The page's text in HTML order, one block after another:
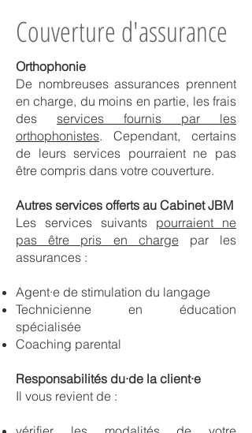
Couverture d'assurance
Orthophonie
De nombreuses assurances prennent
en charge, du moins en partie, les frais
des services fournis par les
orthophonistes. Cependant, certains
de leurs services pourraient ne pas
être compris dans votre couverture.
​Autres services offerts au Cabinet JBM
Les services suivants pourraient ne
pas être pris en chargepar les
assurances :
Agent·e de stimulation du langage
Technicienne en éducation
spécialisée
Coaching parental
Responsabilités du·de la client·e
Il vous revient de :